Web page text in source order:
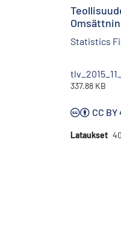
Statistics
337.88 KB
CC BY
Lataukset 40